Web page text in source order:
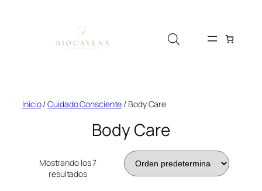
Inicio/Cuidado Consciente / Body Care
Body Care
Mostrando los 7
resultados